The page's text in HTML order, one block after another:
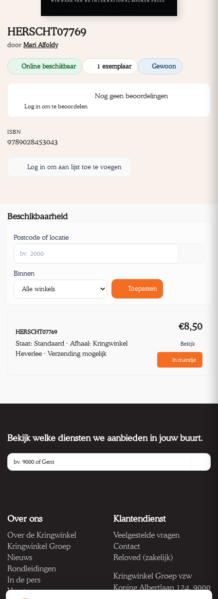
HERSCHT07769
door Mari Alfoldy
Online beschikbaar 1 exemplaar Gewoon
Nog geen beoordelingen
Log in om te beoordelen
ISBN
9789028453043
Log in om aan lijst toe te voegen
Beschikbaarheid
Postcode of locatie
Binnen
Toepassen
HERSCHT07769
Staat: Standaard · Afhaal: Kringwinkel
Heverlee · Verzending mogelijk
€8,50
Bekijk
In mandje
Bekijk welke diensten we aanbieden in jouw buurt.
Over ons
Over de Kringwinkel
Kringwinkel Groep
Nieuws
Rondleidingen
In de pers
Vacatures
Klantendienst
Veelgestelde vragen
Contact
Reloved (zakelijk)
Kringwinkel Groep vzw
Koning Albertlaan 124, 9000